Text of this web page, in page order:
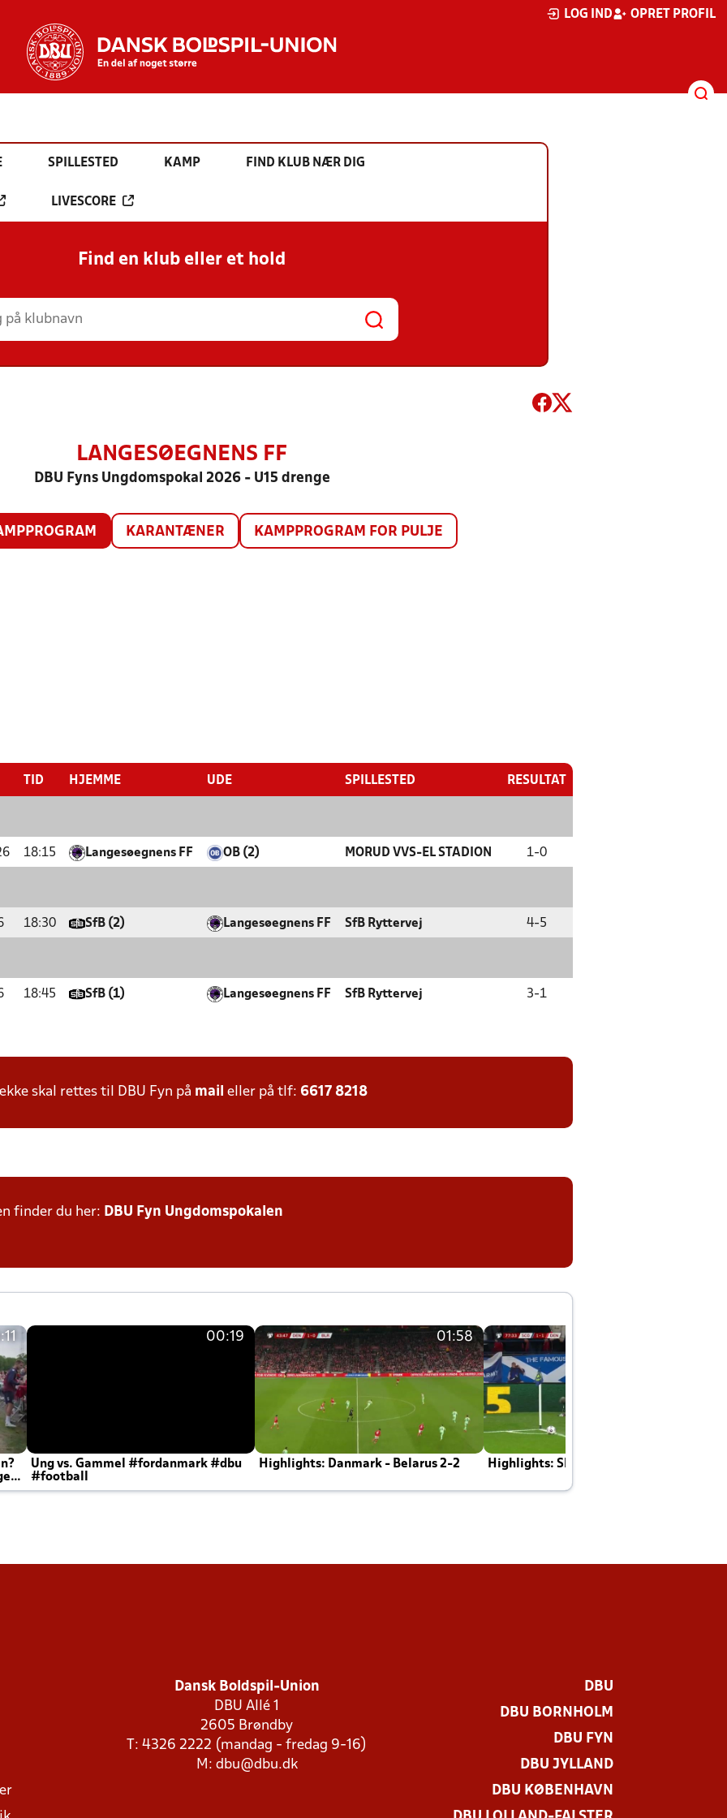
LOG IND OPRET PROFIL
SPILLESTED KAMP FIND KLUB NÆR DIG
LIVESCORE
Find en klub eller et hold
LANGESØEGNENS FF
DBU Fyns Ungdomspokal 2026 - U15 drenge
KARANTÆNER KAMPPROGRAM FOR PULJE
TID HJEMME UDE SPILLESTED RESULTAT
18:15 Langesøegnens FF OB (2) MORUD VVS-EL STADION 1-0
18:30 SfB (2) Langesøegnens FF SfB Ryttervej 4-5
18:45 SfB (1) Langesøegnens FF SfB Ryttervej 3-1
skal rettes til DBU Fyn på mail eller på tlf: 6617 8218
finder du her: DBU Fyn Ungdomspokalen
00:19
Ung vs. Gammel #fordanmark #dbu
#football
01:58
Highlights: Danmark - Belarus 2-2 Highlights: Skotland - Danmark 4-2
Dansk Boldspil-Union
DBU Allé 1
2605 Brøndby
T: 4326 2222 (mandag - fredag 9-16)
M: dbu@dbu.dk
DBU
DBU BORNHOLM
DBU FYN
DBU JYLLAND
DBU KØBENHAVN